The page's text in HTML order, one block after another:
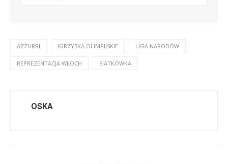
AZZURRI IGRZYSKA OLIMPIJSKIE LIGA NARODÓW
REPREZENTACJA WŁOCH SIATKÓWKA
OSKA